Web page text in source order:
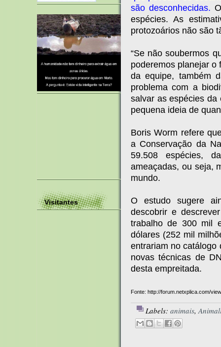
Visitantes
são desconhecidas.
espécies. As
protozoários não são
“Se não soubermos
poderemos planejar o
da equipe, também
problema com a
salvar as espécies da
pequena ideia de
Boris Worm refere
a Conservação da
59.508 espécies,
ameaçadas, ou seja,
mundo.
O estudo sugere
descobrir e
trabalho de 300 mil
dólares (252 mil
entrariam no catálogo
novas técnicas de
desta empreitada.
Fonte: http://forum.netxplica.com/
Labels: animais,